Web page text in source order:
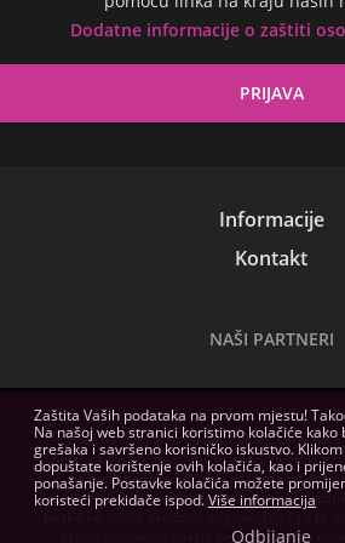
Dodatne informacije o zaštiti
Informacije
Kontakt
NAŠI PARTNERI
Slike na ovoj web stranici služe samo
specifikacije, sadržaji paketa i hardverski
na ovoj web stranici imaju samo
zadržavaju pravo na izmjene bez
pravo promjene cijena bez prethodne
Zaštita Vaših podataka na prvom mjestu!
Na našoj web stranici koristimo kolačiće kako
grešaka i savršeno korisničko iskustvo.
dopuštate korištenje ovih kolačića, kao i
ponašanje. Postavke kolačića možete
koristeći prekidače ispod.Više informacija
Odbijanje